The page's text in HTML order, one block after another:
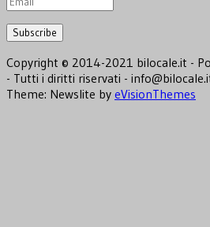
Copyright © 2014-2021 bilocale.it -
- Tutti i diritti riservati -
Theme: Newslite by eVisionThemes